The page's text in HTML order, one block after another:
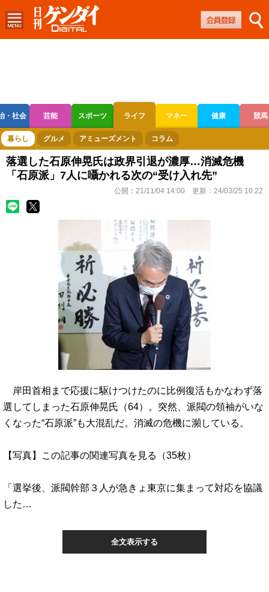
・社会 芸能 スポーツ ライフ マネー 健康 競馬
ボートレース 競輪 オートレース
暮らし グルメ アミューズメント コラム
落選した石原伸晃氏は政界引退が濃厚…消滅危機
「石原派」7人に囁かれる次の“受け入れ先”
公開： 21/11/04 14:00 更新： 24/03/25 10:22
岸田首相まで応援に駆けつけたのに比例復活もかなわず落
選してしまった石原伸晃氏（64）。突然、派閥の領袖がいな
くなった“石原派”も大混乱だ。消滅の危機に瀕している。
【写真】この記事の関連写真を見る（35枚）
「選挙後、派閥幹部３人が急きょ東京に集まって対応を協議
した…
全文表示する